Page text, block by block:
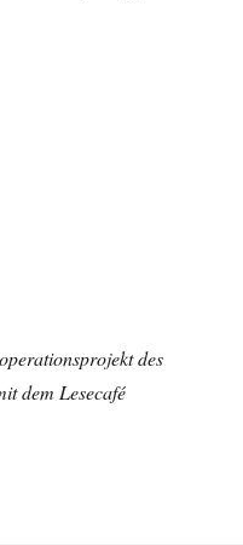
des
dem Lesecafé